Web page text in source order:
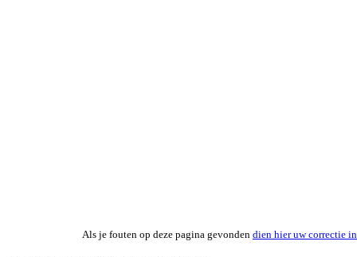
Als je fouten op deze pagina gevonden dien hier uw correctie in